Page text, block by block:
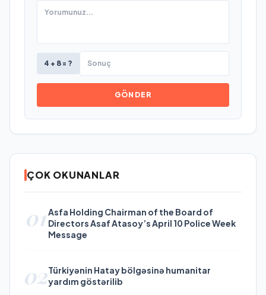
4 + 8 = ?
GÖNDER
ÇOK OKUNANLAR
01Asfa Holding Chairman of the Board of
Directors Asaf Atasoy’s April 10 Police Week
Message
02Türkiyənin Hatay bölgəsinə humanitar
yardım göstərilib